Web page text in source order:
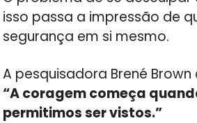
isso passa a impressão de
segurança em si mesmo.
A pesquisadora Brené Brown
“A coragem começa
permitimos ser vistos.”